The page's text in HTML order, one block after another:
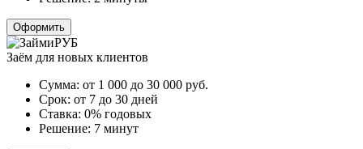
Оформить
Заём для новых клиентов
Сумма: от 1 000 до 30 000 руб.
Срок: от 7 до 30 дней
Ставка: 0% годовых
Решение: 7 минут